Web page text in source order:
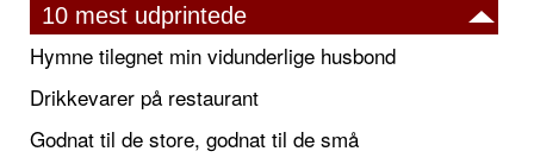
10 mest udprintede
Hymne tilegnet min vidunderlige husbond
Drikkevarer på restaurant
Godnat til de store, godnat til de små